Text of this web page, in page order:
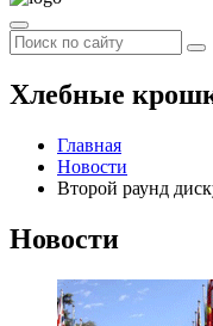
Хлебные
Главная
Новости
Второй раунд
Новости